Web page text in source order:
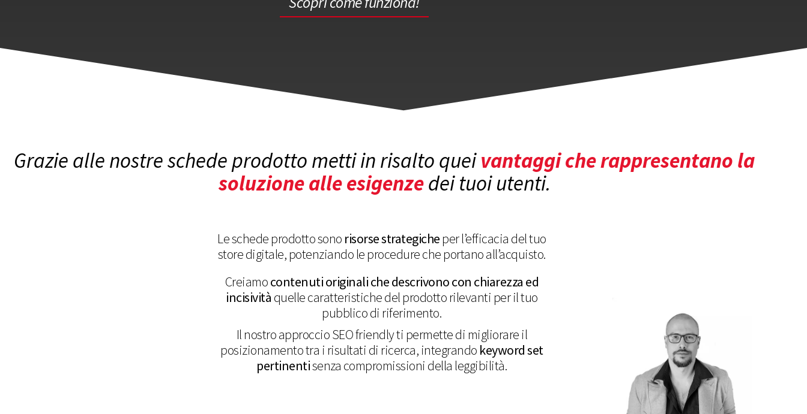
Grazie alle nostre schede prodotto metti in risalto queivantaggi che rappresentano la
soluzione alle esigenzedei tuoi utenti.
Le schede prodotto sono risorse strategicheper l’efficacia del tuo
store digitale, potenziando le procedure che portano all’acquisto.
Creiamocontenuti originali che descrivono con chiarezza ed
incisività quelle caratteristiche del prodotto rilevanti per il tuo
pubblico di riferimento.
Il nostro approccio SEO friendly ti permette di migliorare il
posizionamento tra i risultati di ricerca, integrando keyword set
pertinentisenza compromissioni della leggibilità.